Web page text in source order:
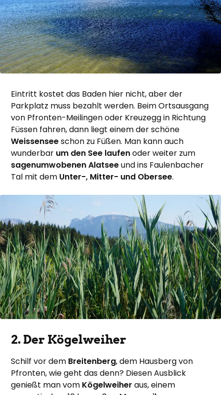
Eintritt kostet das Baden hier nicht, aber der
Parkplatz muss bezahlt werden. Beim Ortsausgang
von Pfronten-Meilingen oder Kreuzegg in Richtung
Füssen fahren, dann liegt einem der schöne
Weissenseeschon zu Füßen. Man kann auch
wunderbar um den See laufenoder weiter zum
sagenumwobenen Alatseeund ins Faulenbacher
Tal mit dem Unter-, Mitter- und Obersee.
2. Der Kögelweiher
Schilf vor dem Breitenberg, dem Hausberg von
Pfronten, wie geht das denn? Diesen Ausblick
genießt man vom Kögelweiher aus, einem